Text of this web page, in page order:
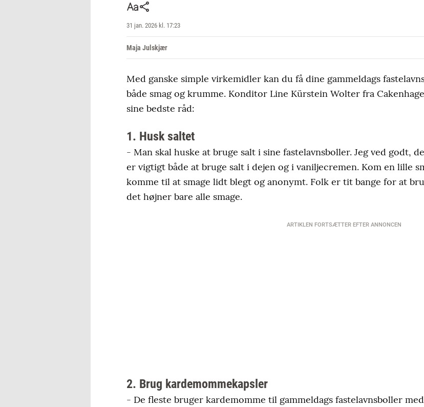
31 jan. 2026 kl. 17:23
Maja Julskjær
Med ganske simple virkemidler kan du få dine gammeldags
både smag og krumme. Konditor Line Kürstein Wolter fra
sine bedste råd:
1. Husk saltet
- Man skal huske at bruge salt i sine fastelavnsboller. Jeg ved godt,
er vigtigt både at bruge salt i dejen og i vaniljecremen. Kom en lille
komme til at smage lidt blegt og anonymt. Folk er tit bange for at
det højner bare alle smage.
ARTIKLEN FORTSÆTTER EFTER ANNONCEN
2. Brug kardemommekapsler
- De fleste bruger kardemomme til gammeldags fastelavnsboller